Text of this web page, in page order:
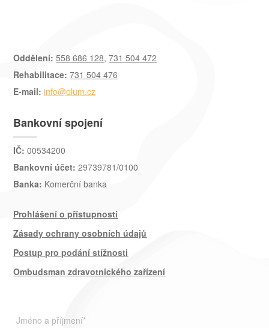
Oddělení: 558 686 128,731 504 472
Rehabilitace: 731 504 476
E-mail: info@olum.cz
Bankovní spojení
IČ: 00534200
Bankovní účet: 29739781/0100
Banka: Komerční banka
Prohlášení o přístupnosti
Zásady ochrany osobních údajů
Postup pro podání stížnosti
Ombudsman zdravotnického zařízení
Jméno a příjmení*